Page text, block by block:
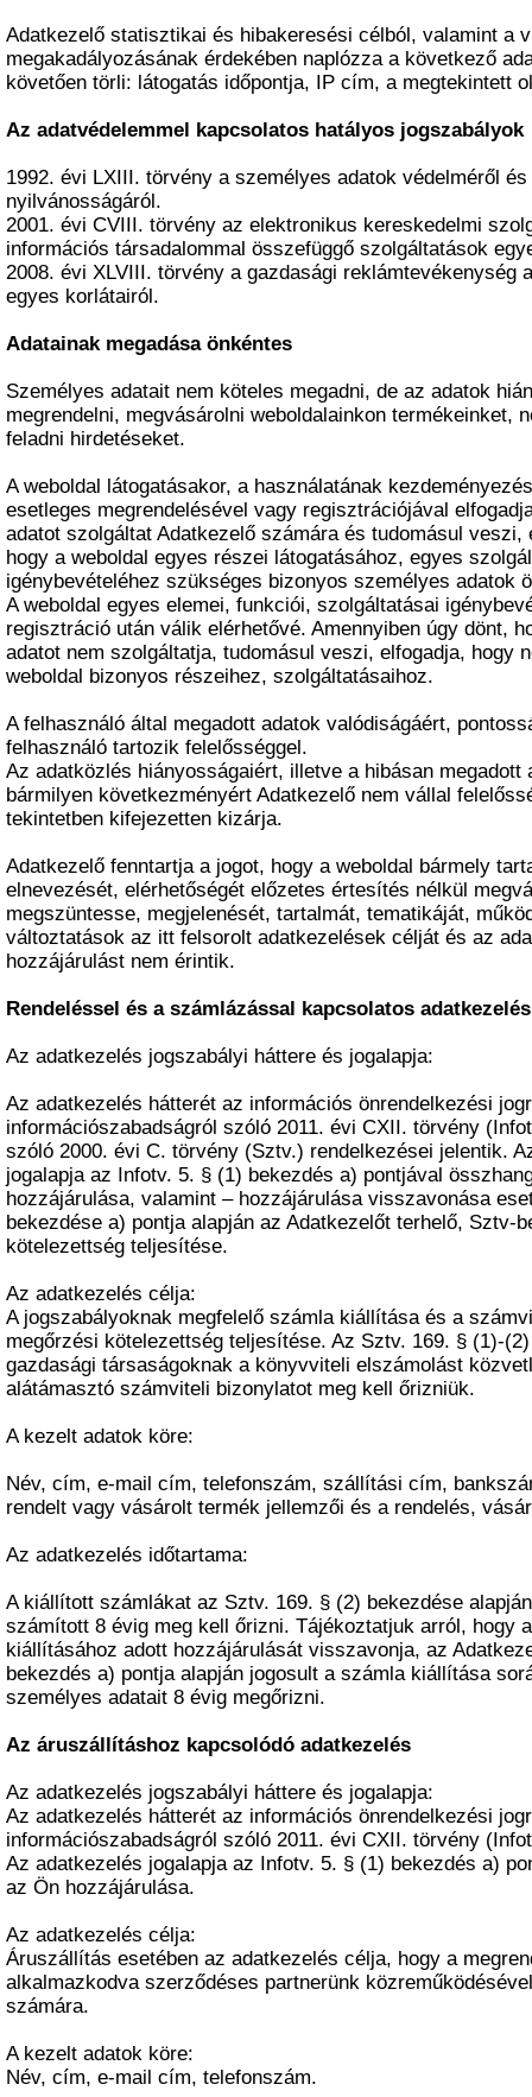
Adatkezelő statisztikai és hibakeresési célból, valamint a
megakadályozásának érdekében naplózza a következő
követően törli: látogatás időpontja, IP cím, a megtekintett
Az adatvédelemmel kapcsolatos hatályos jogszabályok
1992. évi LXIII. törvény a személyes adatok védelméről
nyilvánosságáról.
2001. évi CVIII. törvény az elektronikus kereskedelmi
információs társadalommal összefüggő szolgáltatások
2008. évi XLVIII. törvény a gazdasági reklámtevékenység
egyes korlátairól.
Adatainak megadása önkéntes
Személyes adatait nem köteles megadni, de az adatok
megrendelni, megvásárolni weboldalainkon termékeinket,
feladni hirdetéseket.
A weboldal látogatásakor, a használatának
esetleges megrendelésével vagy regisztrációjával
adatot szolgáltat Adatkezelő számára és tudomásul veszi,
hogy a weboldal egyes részei látogatásához, egyes
igénybevételéhez szükséges bizonyos személyes adatok
A weboldal egyes elemei, funkciói, szolgáltatásai
regisztráció után válik elérhetővé. Amennyiben úgy dönt,
adatot nem szolgáltatja, tudomásul veszi, elfogadja, hogy
weboldal bizonyos részeihez, szolgáltatásaihoz.
A felhasználó által megadott adatok valódiságáért,
felhasználó tartozik felelősséggel.
Az adatközlés hiányosságaiért, illetve a hibásan megadott
bármilyen következményért Adatkezelő nem vállal
tekintetben kifejezetten kizárja.
Adatkezelő fenntartja a jogot, hogy a weboldal bármely
elnevezését, elérhetőségét előzetes értesítés nélkül
megszüntesse, megjelenését, tartalmát, tematikáját,
változtatások az itt felsorolt adatkezelések célját és az
hozzájárulást nem érintik.
Rendeléssel és a számlázással kapcsolatos adatkezelés
Az adatkezelés jogszabályi háttere és jogalapja:
Az adatkezelés hátterét az információs önrendelkezési
információszabadságról szóló 2011. évi CXII. törvény
szóló 2000. évi C. törvény (Sztv.) rendelkezései jelentik.
jogalapja az Infotv. 5. § (1) bekezdés a) pontjával
hozzájárulása, valamint – hozzájárulása visszavonása
bekezdése a) pontja alapján az Adatkezelőt terhelő, Sztv-
kötelezettség teljesítése.
Az adatkezelés célja:
A jogszabályoknak megfelelő számla kiállítása és a
megőrzési kötelezettség teljesítése. Az Sztv. 169. § (1)-
gazdasági társaságoknak a könyvviteli elszámolást
alátámasztó számviteli bizonylatot meg kell őrizniük.
A kezelt adatok köre:
Név, cím, e-mail cím, telefonszám, szállítási cím,
rendelt vagy vásárolt termék jellemzői és a rendelés,
Az adatkezelés időtartama:
A kiállított számlákat az Sztv. 169. § (2) bekezdése
számított 8 évig meg kell őrizni. Tájékoztatjuk arról, hogy
kiállításához adott hozzájárulását visszavonja, az
bekezdés a) pontja alapján jogosult a számla kiállítása
személyes adatait 8 évig megőrizni.
Az áruszállításhoz kapcsolódó adatkezelés
Az adatkezelés jogszabályi háttere és jogalapja:
Az adatkezelés hátterét az információs önrendelkezési
információszabadságról szóló 2011. évi CXII. törvény
Az adatkezelés jogalapja az Infotv. 5. § (1) bekezdés a)
az Ön hozzájárulása.
Az adatkezelés célja:
Áruszállítás esetében az adatkezelés célja, hogy a
alkalmazkodva szerződéses partnerünk
számára.
A kezelt adatok köre:
Név, cím, e-mail cím, telefonszám.